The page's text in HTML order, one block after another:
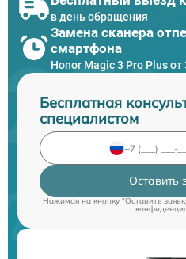
в день обращения
Замена сканера
смартфона
Honor Magic 3 Pro Plus от
Бесплатная
специалистом
Оставить
Нажимая на кнопку "Оставить